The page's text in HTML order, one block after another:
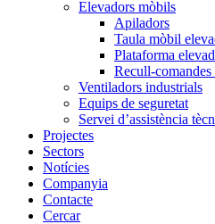
Elevadors mòbils
Apiladors
Taula mòbil
Plataforma
Recull-comandes
Ventiladors industrials
Equips de seguretat
Servei d’assistència
Projectes
Sectors
Notícies
Companyia
Contacte
Cercar